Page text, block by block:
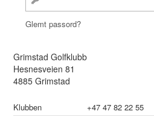
Glemt passord?
Grimstad Golfklubb
Hesnesveien 81
4885 Grimstad
Klubben
+47 47 82 22 55